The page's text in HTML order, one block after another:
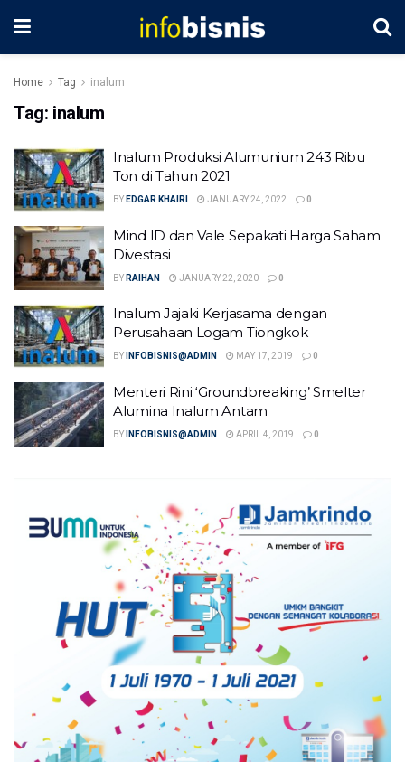
Home Tag inalum
Tag: inalum
Inalum Produksi Alumunium 243 Ribu
Ton di Tahun 2021
BY EDGAR KHAIRI JANUARY 24, 2022 0
Mind ID dan Vale Sepakati Harga Saham
Divestasi
BY RAIHAN JANUARY 22, 2020 0
Inalum Jajaki Kerjasama dengan
Perusahaan Logam Tiongkok
BY INFOBISNIS@ADMIN MAY 17, 2019 0
Menteri Rini ‘Groundbreaking’ Smelter
Alumina Inalum Antam
BY INFOBISNIS@ADMIN APRIL 4, 2019 0